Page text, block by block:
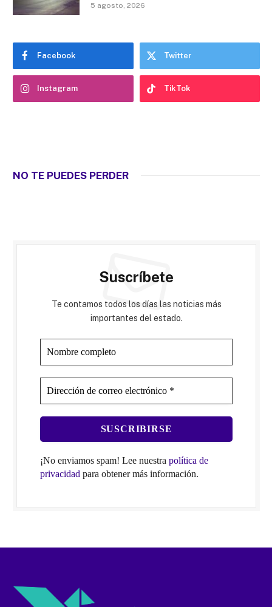
5 agosto, 2026
Facebook Twitter
Instagram TikTok
NO TE PUEDES PERDER
Suscríbete
Te contamos todos los días las noticias más
importantes del estado.
¡No enviamos spam! Lee nuestra política de
privacidad para obtener más información.